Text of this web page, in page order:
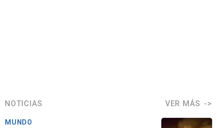
NOTICIAS VER MÁS
MUNDO